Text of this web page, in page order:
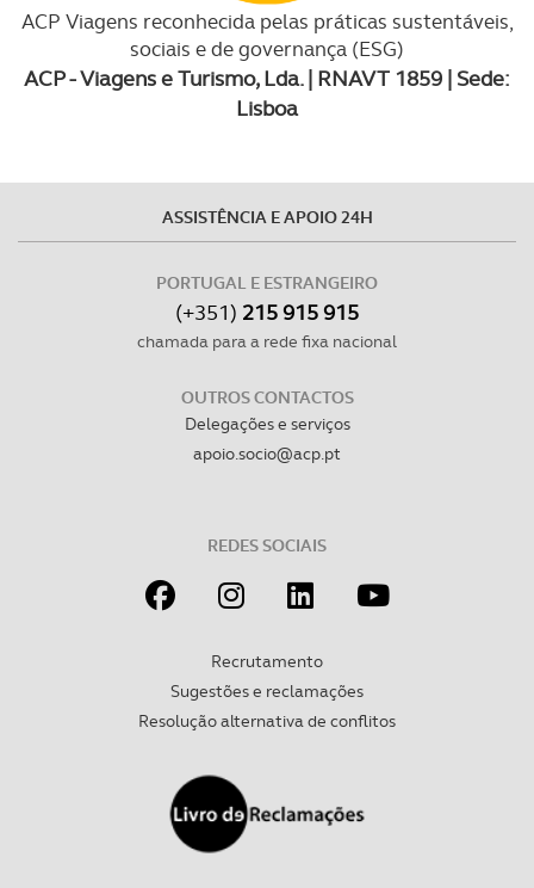
ACP Viagens reconhecida pelas práticas sustentáveis,
sociais e de governança (ESG)
ACP - Viagens e Turismo, Lda. | RNAVT 1859 | Sede:
Lisboa
ASSISTÊNCIA E APOIO 24H
PORTUGAL E ESTRANGEIRO
(+351) 215 915 915
chamada para a rede fixa nacional
OUTROS CONTACTOS
Delegações e serviços
apoio.socio@acp.pt
REDES SOCIAIS
Recrutamento
Sugestões e reclamações
Resolução alternativa de conflitos